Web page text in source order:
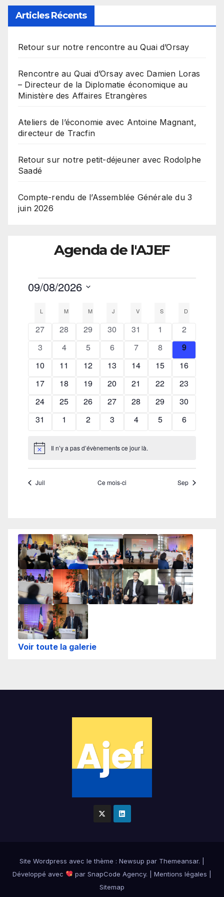
Articles Récents
Retour sur notre rencontre au Quai d’Orsay
Rencontre au Quai d’Orsay avec Damien Loras
– Directeur de la Diplomatie économique au
Ministère des Affaires Etrangères
Ateliers de l’économie avec Antoine Magnant,
directeur de Tracfin
Retour sur notre petit-déjeuner avec Rodolphe
Saadé
Compte-rendu de l’Assemblée Générale du 3
juin 2026
Agenda de l'AJEF
Voir toute la galerie
Site Wordpress avec le thème : Newsup par Themeansar.
Développé avec
par SnapCode Agency. Mentions légales
Sitemap